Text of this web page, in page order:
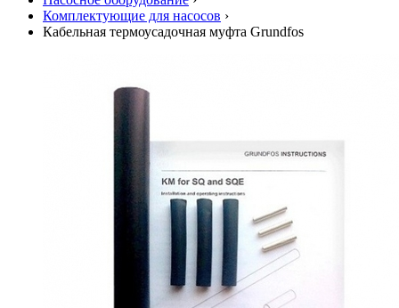
Комплектующие для насосов ›
Кабельная термоусадочная муфта Grundfos